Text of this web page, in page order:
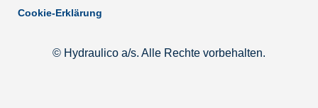
Cookie-Erklärung
© Hydraulico a/s. Alle Rechte vorbehalten.